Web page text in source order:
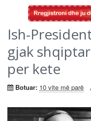
Ish-
gjak
per kete
Botuar: 10 vite më parë